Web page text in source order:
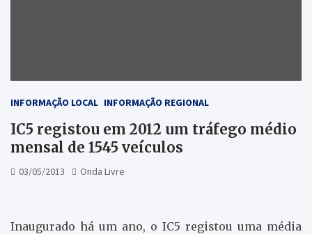
INFORMAÇÃO LOCAL INFORMAÇÃO REGIONAL
IC5 registou em 2012 um tráfego médio
mensal de 1545 veículos
03/05/2013 Onda Livre
Inaugurado há um ano, o IC5 registou uma média